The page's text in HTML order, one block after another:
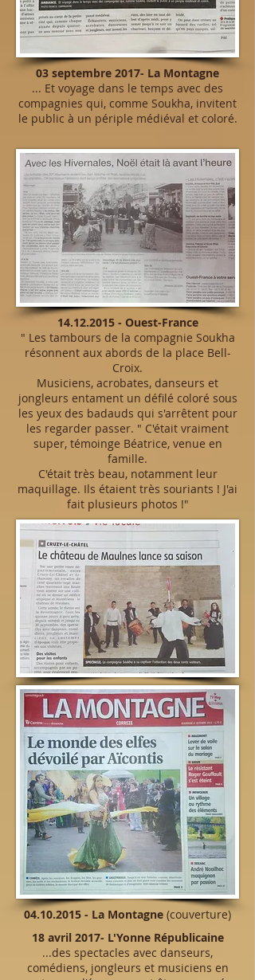
03 septembre 2017- La Montagne
... Et voyage dans le temps avec des
compagnies qui, comme Soukha, invitent
le public à un périple médiéval et coloré.
14.12.2015- Ouest-France
" Les tambours de la compagnie Soukha
résonnent aux abords de la place Bell-
Croix.
Musiciens, acrobates, danseurs et
jongleurs entament un défilé coloré sous
les yeux des badauds qui s'arrêtent pour
les regarder passer. " C'était vraiment
super, témoinge Béatrice, venue en
famille.
C'était très beau, notamment leur
maquillage. Ils étaient très souriants ! J'ai
fait plusieurs photos !"
04.10.2015 - La Montagne (couverture)
18 avril 2017- L'Yonne Républicaine
...des spectacles avec danseurs,
comédiens, jongleurs et musiciens en